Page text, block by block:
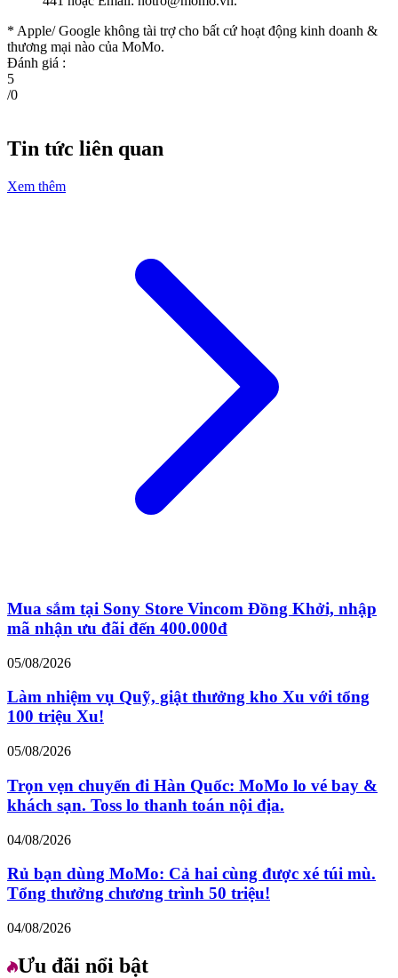
* Apple/ Google không tài trợ cho bất cứ hoạt động kinh doanh &
thương mại nào của MoMo.
Đánh giá :
5
/0
Tin tức liên quan
Xem thêm
Mua sắm tại Sony Store Vincom Đồng Khởi, nhập
mã nhận ưu đãi đến 400.000đ
05/08/2026
Làm nhiệm vụ Quỹ, giật thưởng kho Xu với tổng
100 triệu Xu!
05/08/2026
Trọn vẹn chuyến đi Hàn Quốc: MoMo lo vé bay &
khách sạn. Toss lo thanh toán nội địa.
04/08/2026
Rủ bạn dùng MoMo: Cả hai cùng được xé túi mù.
Tổng thưởng chương trình 50 triệu!
04/08/2026
Ưu đãi nổi bật